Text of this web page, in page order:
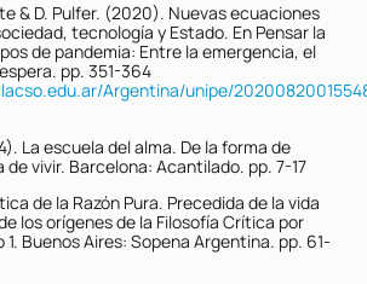
& D. Pulfer. (2020). Nuevas ecuaciones
tecnología y Estado. En Pensar la
de pandemia: Entre la emergencia, el
pp. 351-364
Argentina/unipe/
La escuela del alma. De la forma de
de vivir. Barcelona: Acantilado. pp. 7-17
de la Razón Pura. Precedida de la vida
los orígenes de la Filosofía Crítica por
1. Buenos Aires: Sopena Argentina. pp. 61-